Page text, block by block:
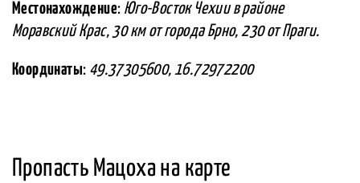
Местонахождение: Юго-Восток Чехии в районе
Моравский Крас, 30 км от города Брно, 230 от Праги.
Координаты: 49.37305600, 16.72972200
Пропасть Мацоха на карте